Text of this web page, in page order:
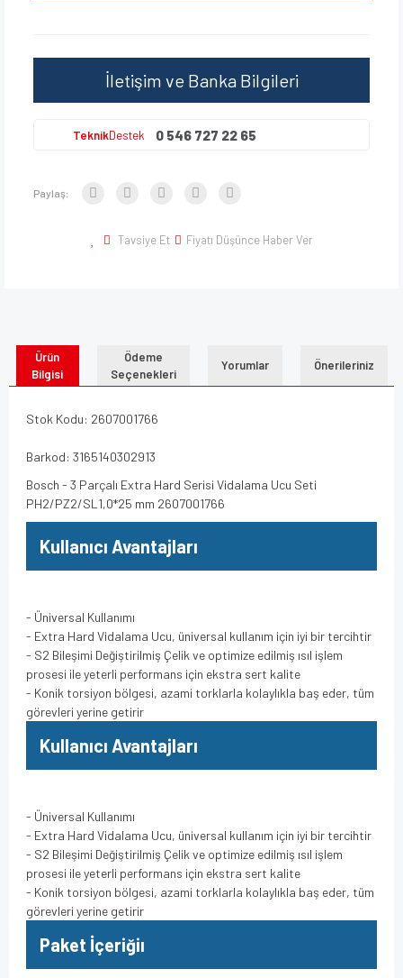
İletişim ve Banka Bilgileri
TeknikDestek 0 546 727 22 65
Paylaş:
Tavsiye Et Fiyatı Düşünce Haber Ver
Ürün
Bilgisi
Ödeme
Seçenekleri
Yorumlar Önerileriniz
Stok Kodu: 2607001766
Barkod: 3165140302913
Bosch - 3 Parçalı Extra Hard Serisi Vidalama Ucu Seti
PH2/PZ2/SL1,0*25 mm 2607001766
Kullanıcı Avantajları
- Üniversal Kullanımı
- Extra Hard Vidalama Ucu, üniversal kullanım için iyi bir tercihtir
- S2 Bileşimi Değiştirilmiş Çelik ve optimize edilmiş ısıl işlem
prosesi ile yeterli performans için ekstra sert kalite
- Konik torsiyon bölgesi, azami torklarla kolaylıkla baş eder, tüm
görevleri yerine getirir
Kullanıcı Avantajları
- Üniversal Kullanımı
- Extra Hard Vidalama Ucu, üniversal kullanım için iyi bir tercihtir
- S2 Bileşimi Değiştirilmiş Çelik ve optimize edilmiş ısıl işlem
prosesi ile yeterli performans için ekstra sert kalite
- Konik torsiyon bölgesi, azami torklarla kolaylıkla baş eder, tüm
görevleri yerine getirir
Paket İçeriğiı